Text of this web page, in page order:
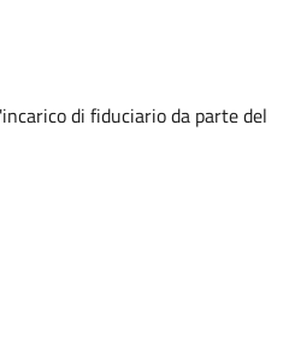
di fiduciario da parte del